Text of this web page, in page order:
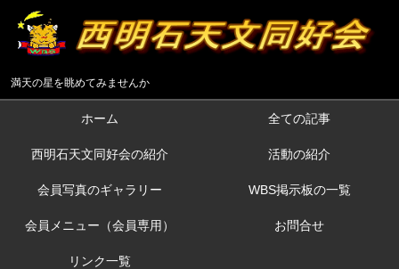
満天の星を眺めてみませんか
ホーム 全ての記事
西明石天文同好会の紹介 活動の紹介
会員写真のギャラリー WBS掲示板の一覧
会員メニュー（会員専用） お問合せ
リンク一覧